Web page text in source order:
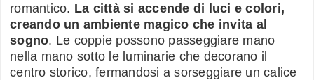
romantico. La città si accende di luci e colori,
creando un ambiente magico che invita al
sogno. Le coppie possono passeggiare mano
nella mano sotto le luminarie che decorano il
centro storico, fermandosi a sorseggiare un calice